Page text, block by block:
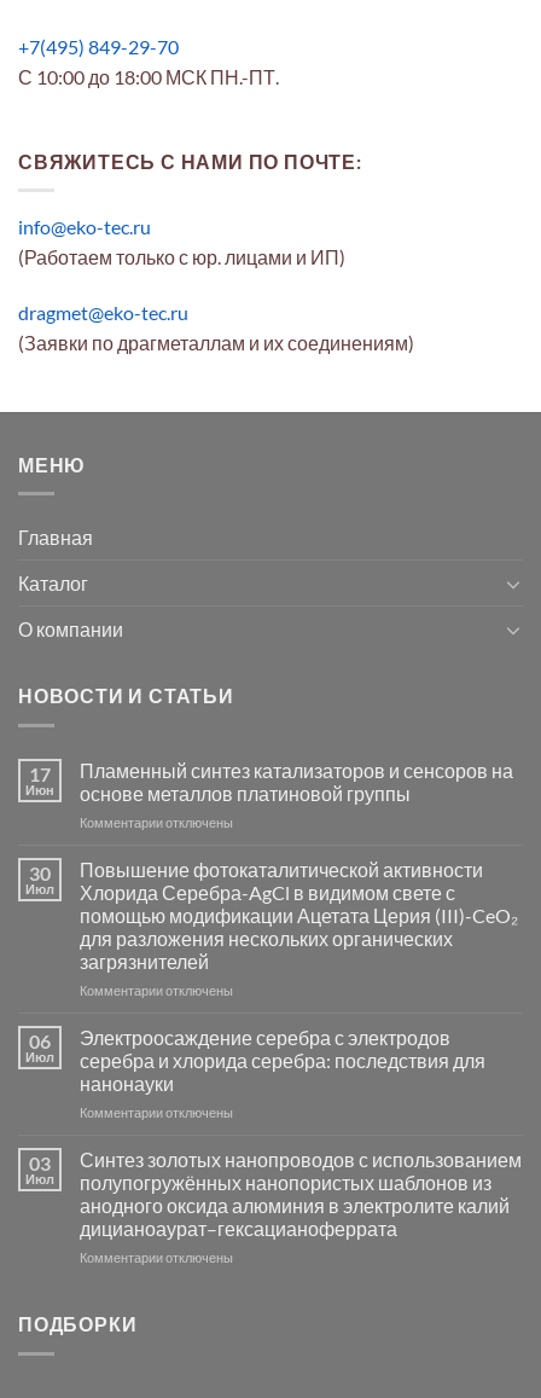
+7(495) 849-29-70
С 10:00 до 18:00 МСК ПН.-ПТ.
СВЯЖИТЕСЬ С НАМИ ПО ПОЧТЕ:
info@eko-tec.ru
(Работаем только с юр. лицами и ИП)
dragmet@eko-tec.ru
(Заявки по драгметаллам и их соединениям)
МЕНЮ
Главная
Каталог
О компании
НОВОСТИ И СТАТЬИ
17
Июн
Пламенный синтез катализаторов и сенсоров на
основе металлов платиновой группы
Комментариик
Пламенный
синтез
катализаторов
и
сенсоров
на
основе
группы
отключены
30
Июл
Повышение фотокаталитической активности
Хлорида Серебра-AgCl в видимом свете с
помощью модификации Ацетата Церия (III)-CeO₂
для разложения нескольких органических
загрязнителей
Комментариик
фотокаталитической
активности
Хлорида
Серебра-
в
видимом
свете
с
помощью
модификации
отключены
06
Июл
Электроосаждение серебра с электродов
серебра и хлорида серебра: последствия для
нанонауки
Комментариик
серебра
с
электродов
серебра
и
отключены
03
Июл
Синтез золотых нанопроводов с использованием
полупогружённых нанопористых шаблонов из
анодного оксида алюминия в электролите калий
дицианоаурат–гексацианоферрата
Комментариикотключены
ПОДБОРКИ